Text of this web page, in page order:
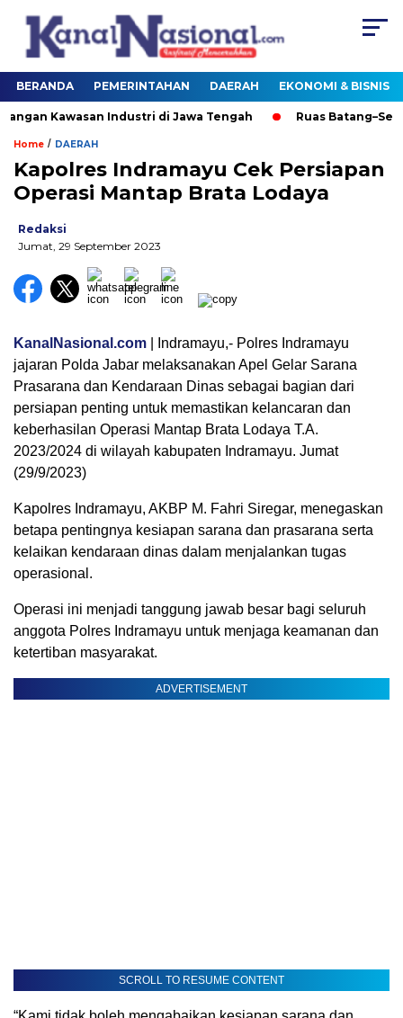
BERANDA PEMERINTAHAN DAERAH EKONOMI & BISNIS
Kawasan Industri di Jawa Tengah Ruas
Home / DAERAH
Kapolres Indramayu Cek Persiapan
Operasi Mantap Brata Lodaya
Redaksi
Jumat, 29 September 2023
KanalNasional.com | Indramayu,- Polres Indramayu
jajaran Polda Jabar melaksanakan Apel Gelar Sarana
Prasarana dan Kendaraan Dinas sebagai bagian dari
persiapan penting untuk memastikan kelancaran dan
keberhasilan Operasi Mantap Brata Lodaya T.A.
2023/2024 di wilayah kabupaten Indramayu. Jumat
(29/9/2023)
Kapolres Indramayu, AKBP M. Fahri Siregar, menegaskan
betapa pentingnya kesiapan sarana dan prasarana serta
kelaikan kendaraan dinas dalam menjalankan tugas
operasional.
Operasi ini menjadi tanggung jawab besar bagi seluruh
anggota Polres Indramayu untuk menjaga keamanan dan
ketertiban masyarakat.
ADVERTISEMENT
SCROLL TO RESUME CONTENT